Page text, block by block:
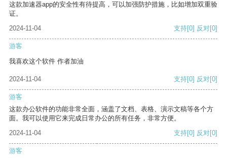
这款加速器app的安全性有待提高，可以加强防护措施，比如增加双重验
证。
2024-11-04
支持[0] 反对[0]
游客
我喜欢这个软件 作者加油
2024-11-04 支持[0] 反对[0]
游客
这款办公软件的功能非常全面，涵盖了文档、表格、演示文稿等各个方
面。我可以使用它来完成日常办公的所有任务，非常方便。
2024-11-04
支持[0] 反对[0]
游客